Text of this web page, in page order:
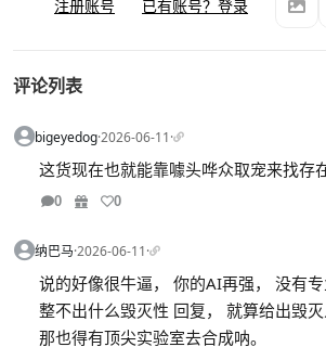
注册账号 已有账号？登录
评论列表
bigeyedog·2026-06-11·
这货现在也就能靠噱头哗众取宠来找存
0 0
纳巴马·2026-06-11·
说的好像很牛逼， 你的AI再强， 没有
整不出什么毁灭性 回复， 就算给出毁灭
那也得有顶尖实验室去合成呐。